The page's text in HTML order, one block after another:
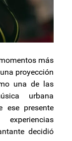
más
proyección
una de las
urbana
ese presente
decidió